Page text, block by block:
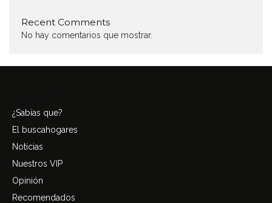
Recent Comments
No hay comentarios que mostrar.
¿Sabías que?
El buscahogares
Noticias
Nuestros VIP
Opinión
Recomendados